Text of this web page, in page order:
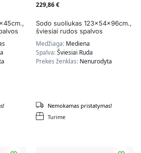
229,86€
Sodo suoliukas 123x54x96cm.,
šviesiai rudos spalvos
Medžiaga: Mediena
Spalva:Šviesiai Ruda
Prekės ženklas: Nenurodyta
Turime
Nemokamas pristatymas!